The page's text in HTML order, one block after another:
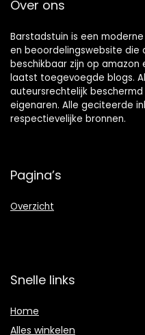
Over ons
Barstadstuin is een
en beoordelingswebsite
beschikbaar zijn op
laatst toegevoegde blogs.
auteursrechtelijk
eigenaren. Alle geciteerde
respectievelijke bronnen.
Pagina’s
Overzicht
Snelle links
Home
Alles winkelen